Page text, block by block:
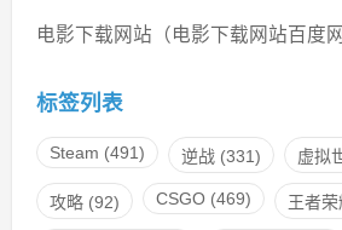
电影下载网站（电影下载网站百度网
标签列表
Steam (491) 逆战(331) 虚拟
攻略(92) CSGO(469) 王者荣